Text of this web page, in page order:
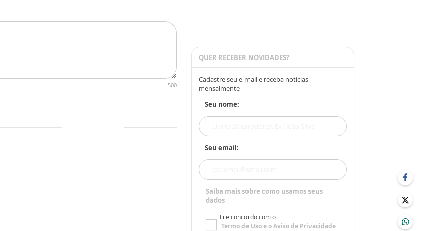
500
QUER RECEBER NOVIDADES?
Cadastre seu e-mail e receba notícias
mensalmente
Seu nome:
Seu email:
Saiba mais sobre como usamos seus
dados
Li e concordo com o
Termo de Usoe oAviso de Privacidade